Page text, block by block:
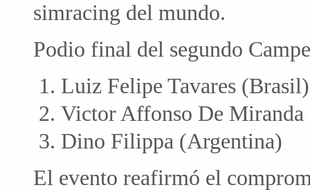
simracing del mundo.
Podio final del segundo
Luiz Felipe Tavares (Brasil)
Victor Affonso De
Dino Filippa (Argentina)
El evento reafirmó el